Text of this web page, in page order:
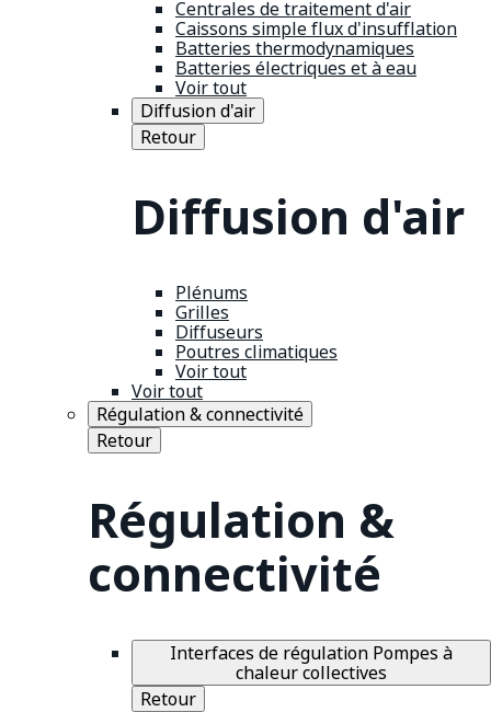
Centrales de traitement d'air
Caissons simple flux d'insufflation
Batteries thermodynamiques
Batteries électriques et à eau
Voir tout
Diffusion d'air
Retour
Diffusion d'air
Plénums
Grilles
Diffuseurs
Poutres climatiques
Voir tout
Voir tout
Régulation & connectivité
Retour
Régulation &
connectivité
Interfaces de régulation Pompes à
chaleur collectives
Retour